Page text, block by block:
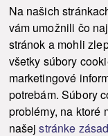
Na našich
vám umožnili čo
stránok a mohli
všetky súbory
marketingové
potrebám. Súbory
problémy, na ktoré
našejstránke zásad